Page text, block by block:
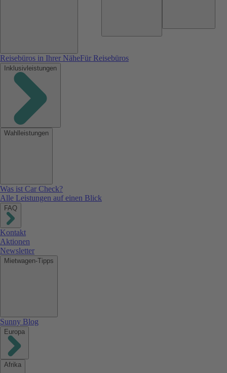
Reisebüros in Ihrer NäheFür Reisebüros
Inklusivleistungen
Wahlleistungen
Was ist Car Check?
Alle Leistungen auf einen Blick
FAQ
Kontakt
Aktionen
Newsletter
Mietwagen-Tipps
Sunny Blog
Europa
Afrika